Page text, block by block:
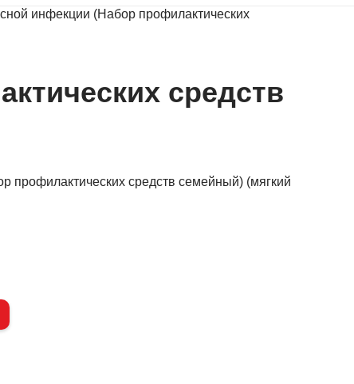
инфекции (Набор профилактических
средств
профилактических средств семейный) (мягкий